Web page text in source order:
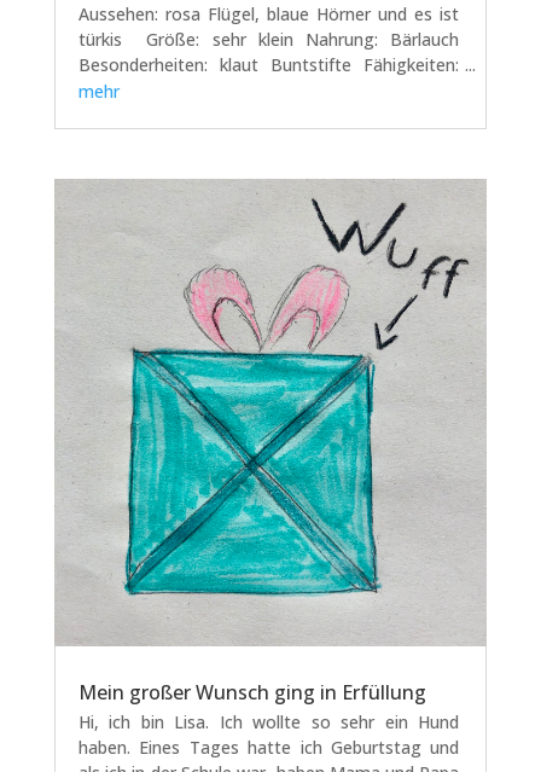
Aussehen: rosa Flügel, blaue Hörner und es ist
türkis Größe: sehr klein Nahrung: Bärlauch
Besonderheiten: klaut Buntstifte Fähigkeiten:
zaubern und Pflanzen wachsen lassen Alter:
mehr
Mein großer Wunsch ging in Erfüllung
Hi, ich bin Lisa. Ich wollte so sehr ein Hund
haben. Eines Tages hatte ich Geburtstag und